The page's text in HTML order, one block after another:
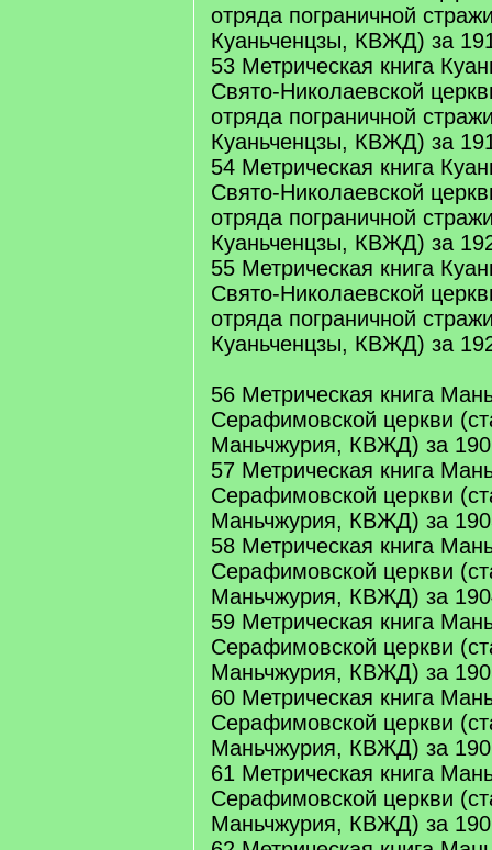
отряда пограничной
Куаньченцзы, КВЖД) за
53 Метрическая книга
Свято-Николаевской
отряда пограничной
Куаньченцзы, КВЖД) за
54 Метрическая книга
Свято-Николаевской
отряда пограничной
Куаньченцзы, КВЖД) за
55 Метрическая книга
Свято-Николаевской
отряда пограничной
Куаньченцзы, КВЖД) за
56 Метрическая книга
Серафимовской церкви
Маньчжурия, КВЖД) за
57 Метрическая книга
Серафимовской церкви
Маньчжурия, КВЖД) за
58 Метрическая книга
Серафимовской церкви
Маньчжурия, КВЖД) за
59 Метрическая книга
Серафимовской церкви
Маньчжурия, КВЖД) за
60 Метрическая книга
Серафимовской церкви
Маньчжурия, КВЖД) за
61 Метрическая книга
Серафимовской церкви
Маньчжурия, КВЖД) за